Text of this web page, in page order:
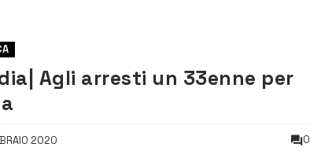
Agli arresti un 33enne per
2020 0